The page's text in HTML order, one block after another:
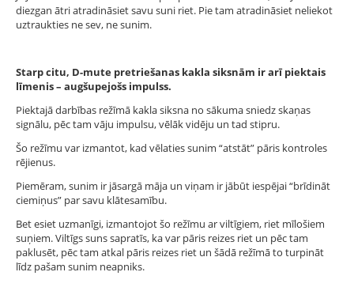
diezgan ātri atradināsiet savu suni riet. Pie tam atradināsiet neliekot
uztraukties ne sev, ne sunim.
Starp citu, D-mute pretriešanas kakla siksnām ir arī piektais
līmenis – augšupejošs impulss.
Piektajā darbības režīmā kakla siksna no sākuma sniedz skaņas
signālu, pēc tam vāju impulsu, vēlāk vidēju un tad stipru.
Šo režīmu var izmantot, kad vēlaties sunim “atstāt” pāris kontroles
rējienus.
Piemēram, sunim ir jāsargā māja un viņam ir jābūt iespējai “brīdināt
ciemiņus” par savu klātesamību.
Bet esiet uzmanīgi, izmantojot šo režīmu ar viltīgiem, riet mīlošiem
suņiem. Viltīgs suns sapratīs, ka var pāris reizes riet un pēc tam
paklusēt, pēc tam atkal pāris reizes riet un šādā režīmā to turpināt
līdz pašam sunim neapniks.